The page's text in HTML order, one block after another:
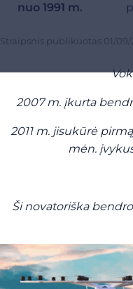
nuo 1991 m.
Straipsnis publikuotas 01/09/
2007 m. įkurta
2011 m. jisukūrė
mėn.
Ši novatoriška